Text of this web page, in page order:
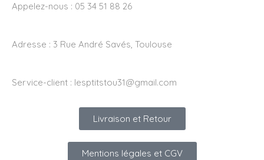
Appelez-nous : 05 34 51 88 26
Adresse : 3 Rue André Savés, Toulouse
Service-client : lesptitstou31@gmail.com
Livraison et Retour
Mentions légales et CGV